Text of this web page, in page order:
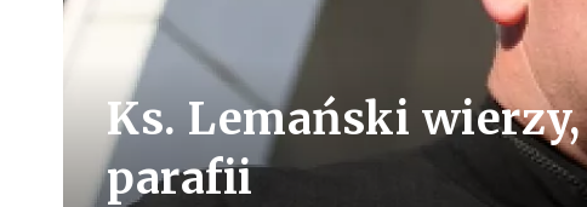
Ks. Lemański
parafii